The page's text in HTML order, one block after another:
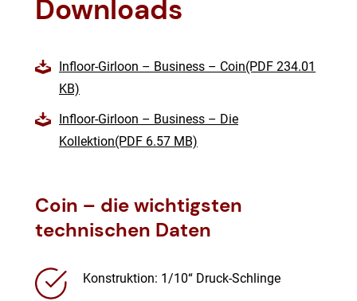
Downloads
Infloor-Girloon – Business – Coin(PDF 234.01
KB)
Infloor-Girloon – Business – Die
Kollektion(PDF 6.57 MB)
Coin – die wichtigsten
technischen Daten
Konstruktion: 1/10“ Druck-Schlinge